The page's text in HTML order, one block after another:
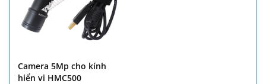
Camera 5Mp cho kính
hiển vi HMC500